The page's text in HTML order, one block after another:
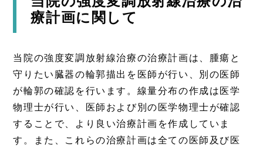
療計画に関して
当院の強度変調放射線治療の治療計画は、腫瘍と
守りたい臓器の輪郭描出を医師が行い、別の医師
が輪郭の確認を行います。線量分布の作成は医学
物理士が行い、医師および別の医学物理士が確認
することで、より良い治療計画を作成していま
す。また、これらの治療計画は全ての医師及び医